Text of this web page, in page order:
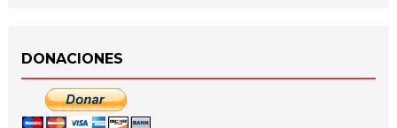
DONACIONES